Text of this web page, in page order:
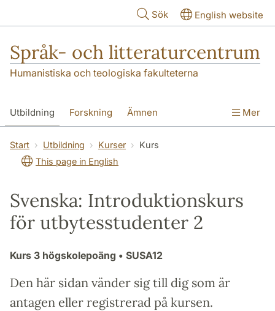
Sök English website
Språk- och litteraturcentrum
Humanistiska och teologiska fakulteterna
Utbildning Forskning Ämnen
SOL-husen Kontakt Institutionen
översättning till svenska
Mer
Start Utbildning Kurser
Kurs
This page in English
Svenska: Introduktionskurs
för utbytesstudenter 2
Kurs 3 högskolepoäng • SUSA12
Den här sidan vänder sig till dig som är
antagen eller registrerad på kursen.